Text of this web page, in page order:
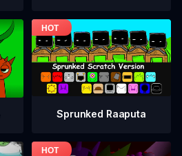
Sprunked Raaputa